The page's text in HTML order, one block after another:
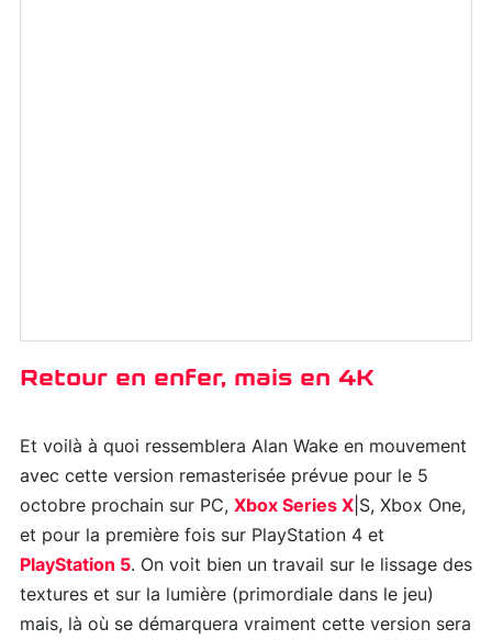
Retour en enfer, mais en 4K
Et voilà à quoi ressemblera Alan Wake en mouvement
avec cette version remasterisée prévue pour le 5
octobre prochain sur PC, Xbox Series X |S, Xbox One,
et pour la première fois sur PlayStation 4 et
PlayStation 5. On voit bien un travail sur le lissage des
textures et sur la lumière (primordiale dans le jeu)
mais, là où se démarquera vraiment cette version sera